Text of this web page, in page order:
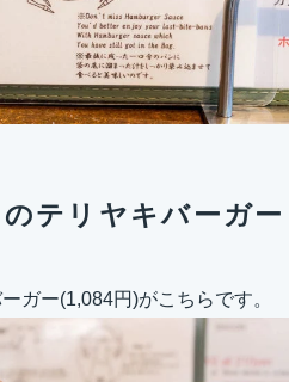
テリヤキバーガー
ガー(1,084円)がこちらです。